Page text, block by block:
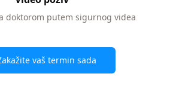
doktorom putem sigurnog videa
vaš termin sada